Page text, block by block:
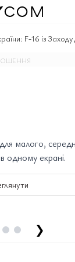
F-16 із
малого,
в одному екрані.
❯